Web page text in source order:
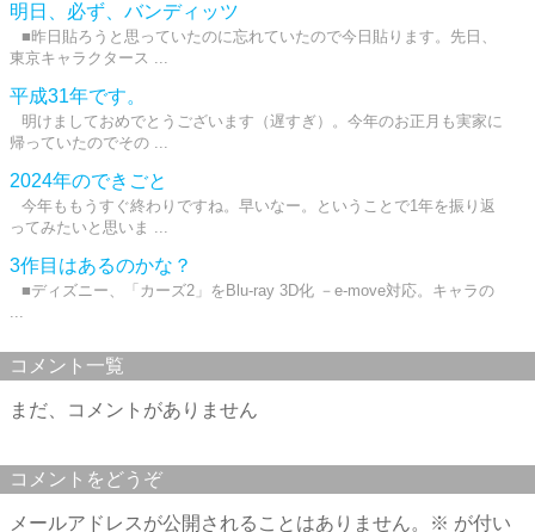
明日、必ず、バンディッツ
■昨日貼ろうと思っていたのに忘れていたので今日貼ります。先日、
東京キャラクタース ...
平成31年です。
明けましておめでとうございます（遅すぎ）。今年のお正月も実家に
帰っていたのでその ...
2024年のできごと
今年ももうすぐ終わりですね。早いなー。ということで1年を振り返
ってみたいと思いま ...
3作目はあるのかな？
■ディズニー、「カーズ2」をBlu-ray 3D化 －e-move対応。キャラの
...
コメント一覧
まだ、コメントがありません
コメントをどうぞ
メールアドレスが公開されることはありません。 ※ が付い